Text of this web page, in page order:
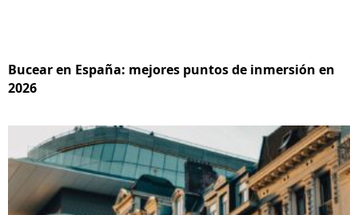
Bucear en España: mejores puntos de inmersión en
2026